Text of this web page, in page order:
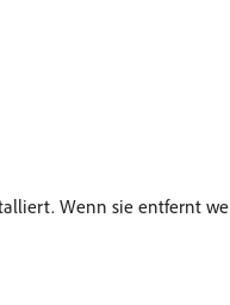
Wenn sie entfernt